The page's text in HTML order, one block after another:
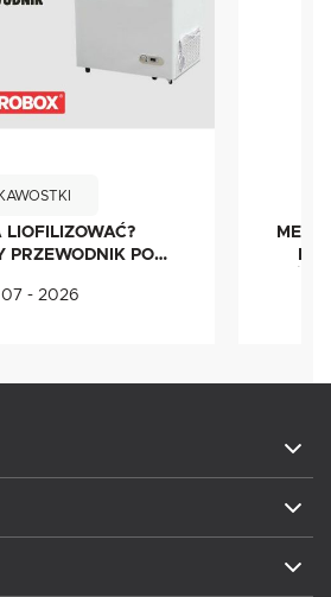
LIOFILIZOWAĆ?
PRZEWODNIK PO
- 2026